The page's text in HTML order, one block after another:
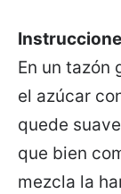
En un tazón
el azúcar
quede
que bien
mezcla la